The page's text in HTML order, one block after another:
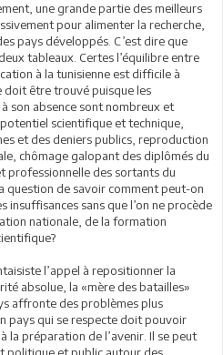
une grande partie des meilleurs
pour alimenter la recherche,
pays développés. C’est dire que
tableaux. Certes l’équilibre entre
à la tunisienne est difficile à
doit être trouvé puisque les
son absence sont nombreux et
scientifique et technique,
et des deniers publics, reproduction
chômage galopant des diplômés du
professionnelle des sortants du
question de savoir comment peut-on
sans que l’on ne procède
nationale, de la formation
l’appel à repositionner la
absolue, la «mère des batailles»
affronte des problèmes plus
pays qui se respecte doit pouvoir
la préparation de l’avenir. Il se peut